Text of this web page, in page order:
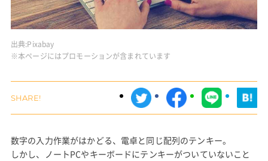
出典:Pixabay
※本ページにはプロモーションが含まれています
数字の入力作業がはかどる、電卓と同じ配列のテンキー。
しかし、ノートPCやキーボードにテンキーがついていないこと